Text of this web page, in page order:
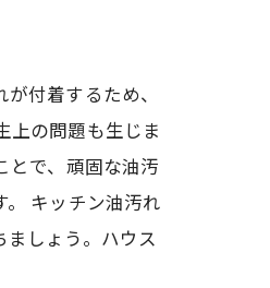
付着するため、
上の問題も生じま
とで、頑固な油汚
キッチン油汚れ
しょう。ハウス